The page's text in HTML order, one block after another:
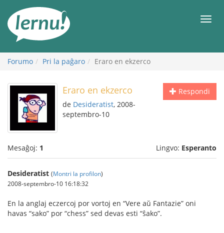
enhavo
Forumo Pri la paĝaro Eraro en ekzerco
Respondi
Eraro en ekzerco
de Desideratist, 2008-
septembro-10
Mesaĝoj: 1 Lingvo: Esperanto
Desideratist (Montri la profilon)
2008-septembro-10 16:18:32
En la anglaj eczercoj por vortoj en “Vere aŭ Fantazie” oni
havas “sako” por “chess” sed devas esti “ŝako”.